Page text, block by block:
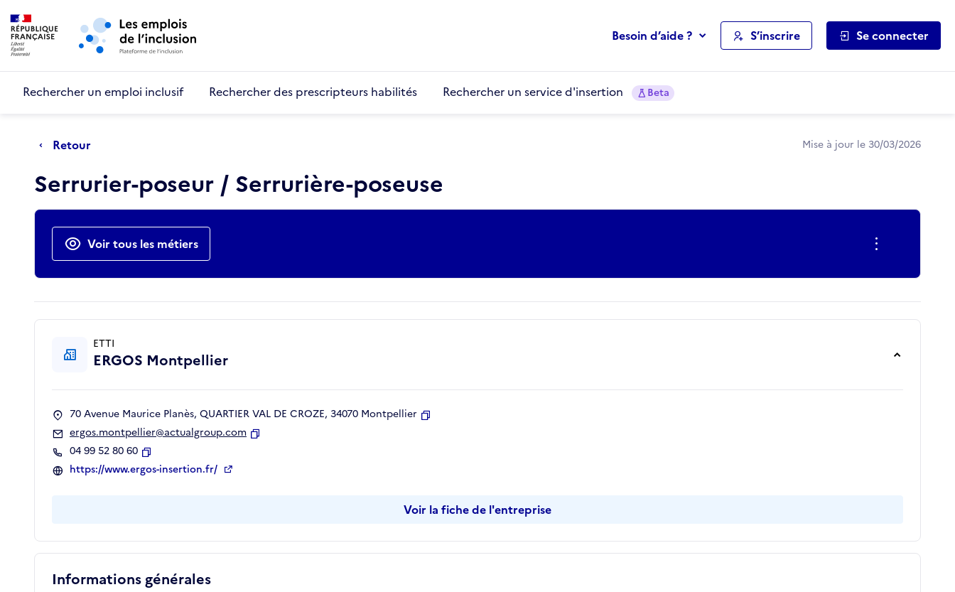
Aller au menu principal
Besoin d’aide ? S’inscrire Se connecter
Rechercher un emploi inclusif Rechercher des prescripteurs habilités Rechercher un service d'insertion Beta
Retour Mise à jour le 30/03/2026
Serrurier-poseur / Serrurière-poseuse
Actions rapides
Voir tous les métiers
Informations générales
ETTI
ERGOS Montpellier
70 Avenue Maurice Planès, QUARTIER VAL DE CROZE, 34070 Montpellier
ergos.montpellier@actualgroup.com
04 99 52 80 60
Copier
https://www.ergos-insertion.fr/
Voir la fiche de l'entreprise